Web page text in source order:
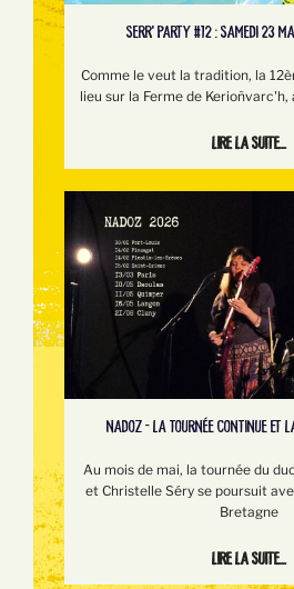
SERR’ PARTY #12 : SAMEDI 23
Comme le veut la tradition, la
lieu sur la Ferme de
Lire la suite...
NADOZ - LA TOURNÉE CONTINUE ET
Au mois de mai, la tournée du
et Christelle Séry se poursuit
Bretagne
Lire la suite...